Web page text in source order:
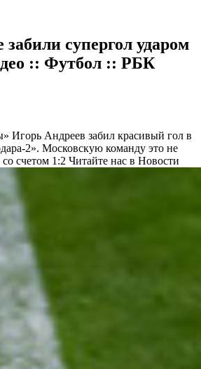
супергол ударом
:: Футбол :: РБК
Игорь Андреев забил красивый гол в
2». Московскую команду это не
счетом 1:2 Читайте нас в Новости